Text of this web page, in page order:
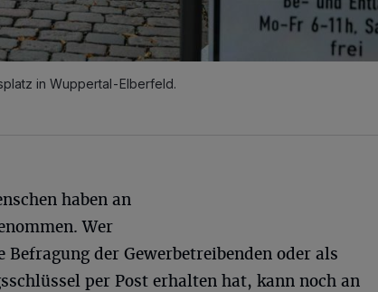
in Wuppertal-Elberfeld.
haben an
Wer
Befragung der Gewerbetreibenden oder als
per Post erhalten hat, kann noch an